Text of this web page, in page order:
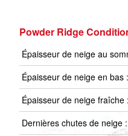
Powder Ridge
Épaisseur de neige au
Épaisseur de neige en bas :
Épaisseur de neige fraîche :
Dernières chutes de neige :